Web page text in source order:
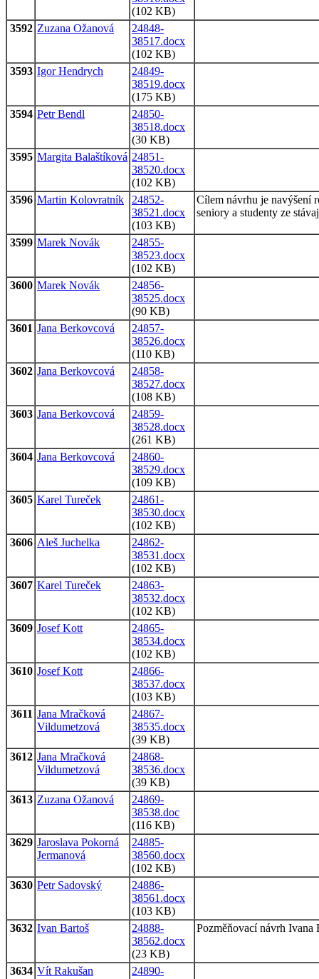
(102 KB)
3592 Zuzana Ožanová
24848-
38517.docx
(102 KB)
3593 Igor Hendrych
24849-
38519.docx
(175 KB)
3594 Petr Bendl
24850-
38518.docx
(30 KB)
3595 Margita Balaštíková 24851-
38520.docx
(102 KB)
3596 Martin Kolovratník
24852-
38521.docx
(103 KB)
Cílem návrhu je navýšení
seniory a studenty ze
3599 Marek Novák
24855-
38523.docx
(102 KB)
3600 Marek Novák
24856-
38525.docx
(90 KB)
3601 Jana Berkovcová
24857-
38526.docx
(110 KB)
3602 Jana Berkovcová
24858-
38527.docx
(108 KB)
3603 Jana Berkovcová
24859-
38528.docx
(261 KB)
3604 Jana Berkovcová
24860-
38529.docx
(109 KB)
3605 Karel Tureček
24861-
38530.docx
(102 KB)
3606 Aleš Juchelka
24862-
38531.docx
(102 KB)
3607 Karel Tureček
24863-
38532.docx
(102 KB)
3609 Josef Kott
24865-
38534.docx
(102 KB)
3610 Josef Kott
24866-
38537.docx
(103 KB)
3611 Jana Mračková
Vildumetzová
24867-
38535.docx
(39 KB)
3612 Jana Mračková
Vildumetzová
24868-
38536.docx
(39 KB)
3613 Zuzana Ožanová
24869-
38538.doc
(116 KB)
3629 Jaroslava Pokorná
Jermanová
24885-
38560.docx
(102 KB)
3630 Petr Sadovský
24886-
38561.docx
(103 KB)
3632 Ivan Bartoš
24888-
38562.docx
(23 KB)
Pozměňovací návrh Ivana
3634 Vít Rakušan
24890-